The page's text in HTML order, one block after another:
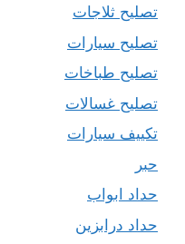
تصليح ثلاجات
تصليح سيارات
تصليح طباخات
تصليح غسالات
تكييف سيارات
حبر
حداد ابواب
حداد درابزين